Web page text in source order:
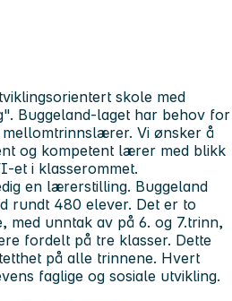
skole med
Buggeland-laget har behov for
Vi ønsker å
og kompetent lærer med blikk
et i klasserommet.
en lærerstilling. Buggeland
rundt 480 elever. Det er to
unntak av på 6. og 7.trinn,
fordelt på tre klasser. Dette
på alle trinnene. Hvert
faglige og sosiale utvikling.